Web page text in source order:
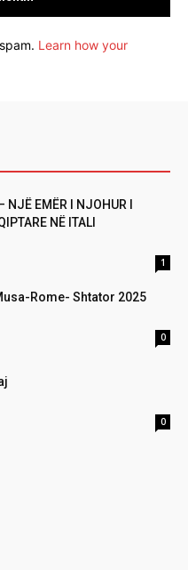
Learn how your
EMËR I NJOHUR I
NË ITALI
1
Rome- Shtator 2025
0
0